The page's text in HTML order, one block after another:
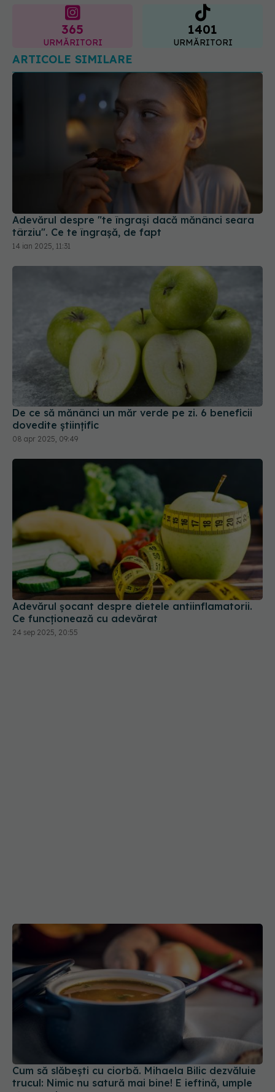
365
URMĂRITORI
1401
URMĂRITORI
ARTICOLE SIMILARE
Adevărul despre "te îngrași dacă mănânci seara
târziu". Ce te îngrașă, de fapt
14 ian 2025, 11:31
De ce să mănânci un măr verde pe zi. 6 beneficii
dovedite științific
08 apr 2025, 09:49
Adevărul șocant despre dietele antiinflamatorii.
Ce funcționează cu adevărat
24 sep 2025, 20:55
Cum să slăbești cu ciorbă. Mihaela Bilic dezvăluie
trucul: Nimic nu satură mai bine! E ieftină, umple